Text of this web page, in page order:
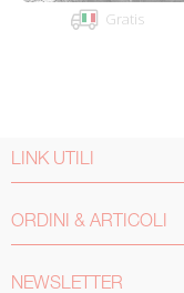
Gratis
LINK UTILI
ORDINI & ARTICOLI
NEWSLETTER